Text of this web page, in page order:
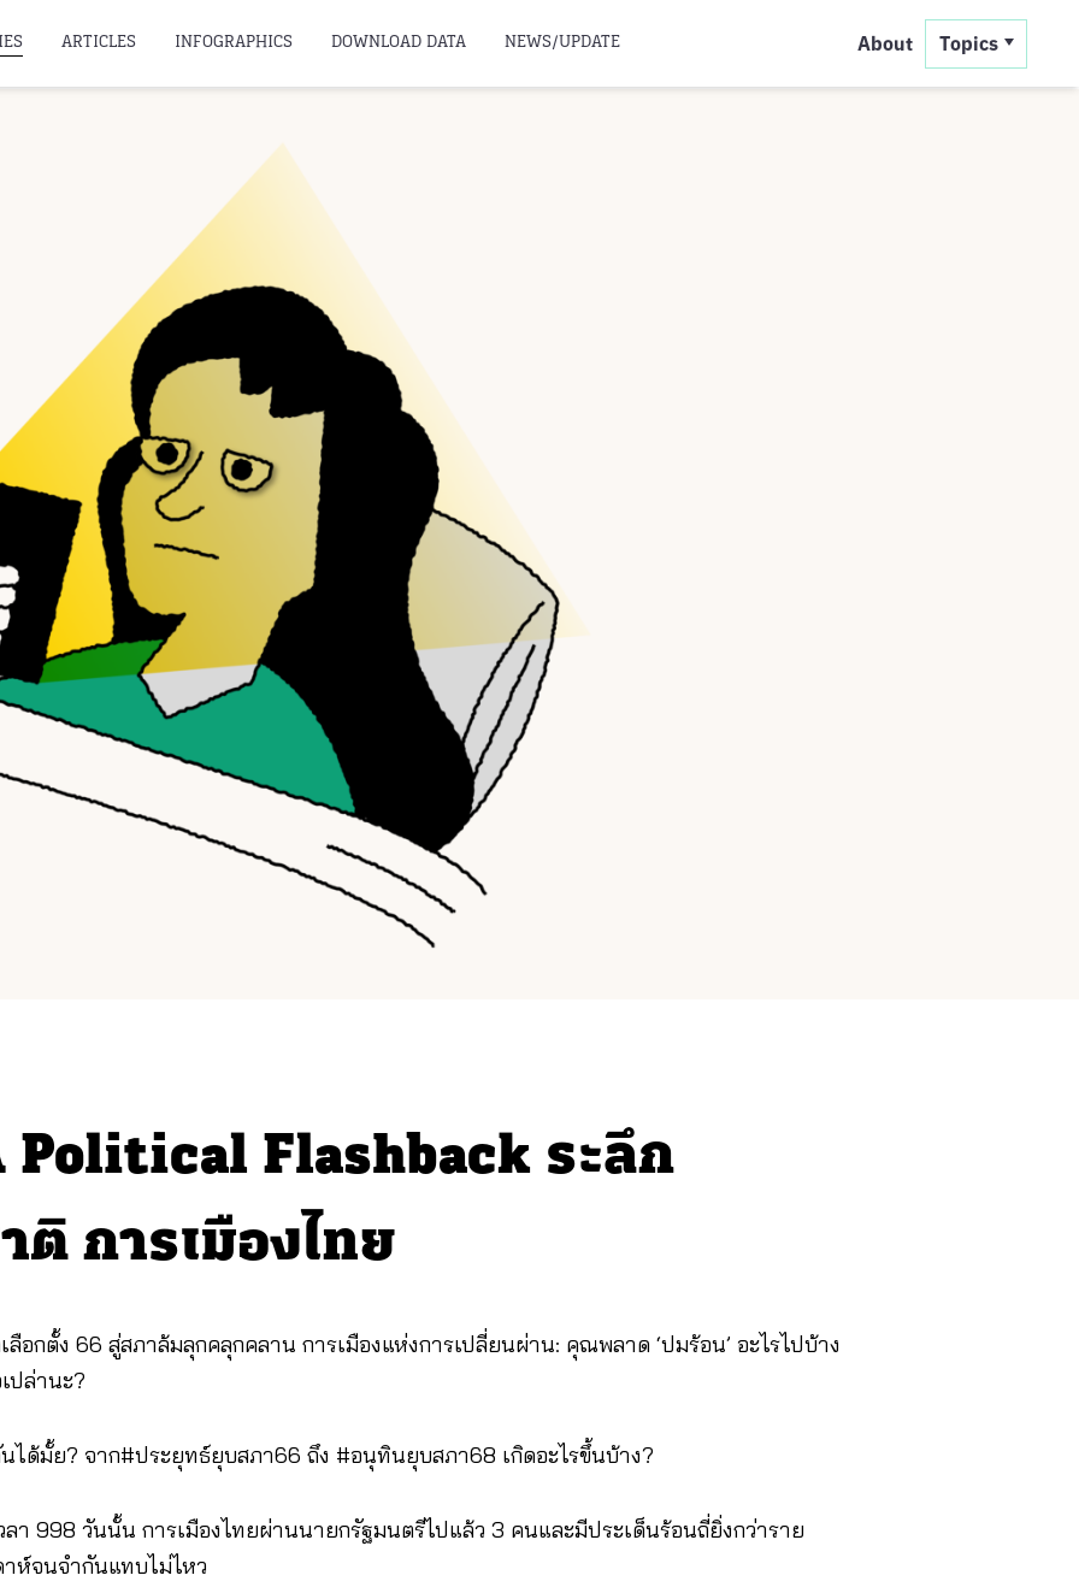
ARTICLES INFOGRAPHICS DOWNLOAD DATA NEWS/UPDATE About Topics
Political Flashback ระลึก
ติ การเมืองไทย
ลือกตั้ง 66 สู่สภาล้มลุกคลุกคลาน การเมืองแห่งการเปลี่ยนผ่าน: คุณพลาด ‘ปมร้อน’ อะไรไปบ้าง
ปล่านะ?
ได้มั้ย? จาก#ประยุทธ์ยุบสภา66 ถึง #อนุทินยุบสภา68 เกิดอะไรขึ้นบ้าง?
ลา 998 วันนั้น การเมืองไทยผ่านนายกรัฐมนตรีไปแล้ว 3 คนและมีประเด็นร้อนถี่ยิ่งกว่าราย
ห์จนจำกันแทบไม่ไหว